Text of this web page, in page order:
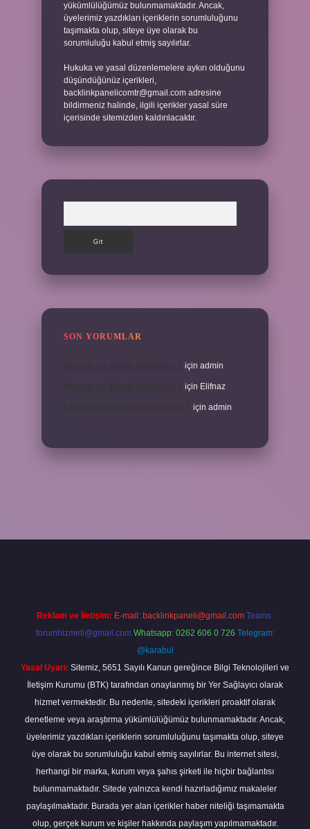
yükümlülüğümüz bulunmamaktadır. Ancak,
üyelerimiz yazdıkları içeriklerin sorumluluğunu
taşımakta olup, siteye üye olarak bu
sorumluluğu kabul etmiş sayılırlar.
Hukuka ve yasal düzenlemelere aykırı olduğunu
düşündüğünüz içerikleri,
backlinkpanelicomtr@gmail.com adresine
bildirmeniz halinde, ilgili içerikler yasal süre
içerisinde sitemizden kaldırılacaktır.
SON YORUMLAR
için admin
için Elifnaz
Laboratuvar Pırlantası kararır mı ? için admin
Reklam ve İletişim: E-mail: backlinkpaneli@gmail.com Teams:
forumhizmeti@gmail.com Whatsapp: 0262 606 0 726 Telegram:
@karabul
Yasal Uyarı: Sitemiz, 5651 Sayılı Kanun gereğince Bilgi Teknolojileri ve
İletişim Kurumu (BTK) tarafından onaylanmış bir Yer Sağlayıcı olarak
hizmet vermektedir. Bu nedenle, sitedeki içerikleri proaktif olarak
denetleme veya araştırma yükümlülüğümüz bulunmamaktadır. Ancak,
üyelerimiz yazdıkları içeriklerin sorumluluğunu taşımakta olup, siteye
üye olarak bu sorumluluğu kabul etmiş sayılırlar. Bu internet sitesi,
herhangi bir marka, kurum veya şahıs şirketi ile hiçbir bağlantısı
bulunmamaktadır. Sitede yalnızca kendi hazırladığımız makaleler
paylaşılmaktadır. Burada yer alan içerikler haber niteliği taşımamakta
olup, gerçek kurum ve kişiler hakkında paylaşım yapılmamaktadır.